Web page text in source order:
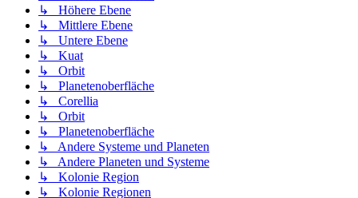
↳ Höhere Ebene
↳ Mittlere Ebene
↳ Untere Ebene
↳ Kuat
↳ Orbit
↳ Planetenoberfläche
↳ Corellia
↳ Orbit
↳ Planetenoberfläche
↳ Andere Systeme und Planeten
↳ Andere Planeten und Systeme
↳ Kolonie Region
↳ Kolonie Regionen